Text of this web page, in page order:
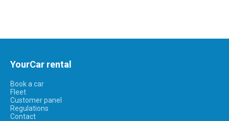
YourCar rental
Book a car
Fleet
Customer panel
Regulations
Contact